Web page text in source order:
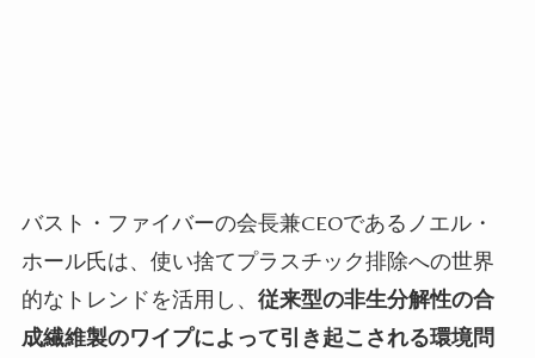
バスト・ファイバーの会長兼CEOであるノエル・
ホール氏は、使い捨てプラスチック排除への世界
的なトレンドを活用し、 従来型の非生分解性の合
成繊維製のワイプによって引き起こされる環境問